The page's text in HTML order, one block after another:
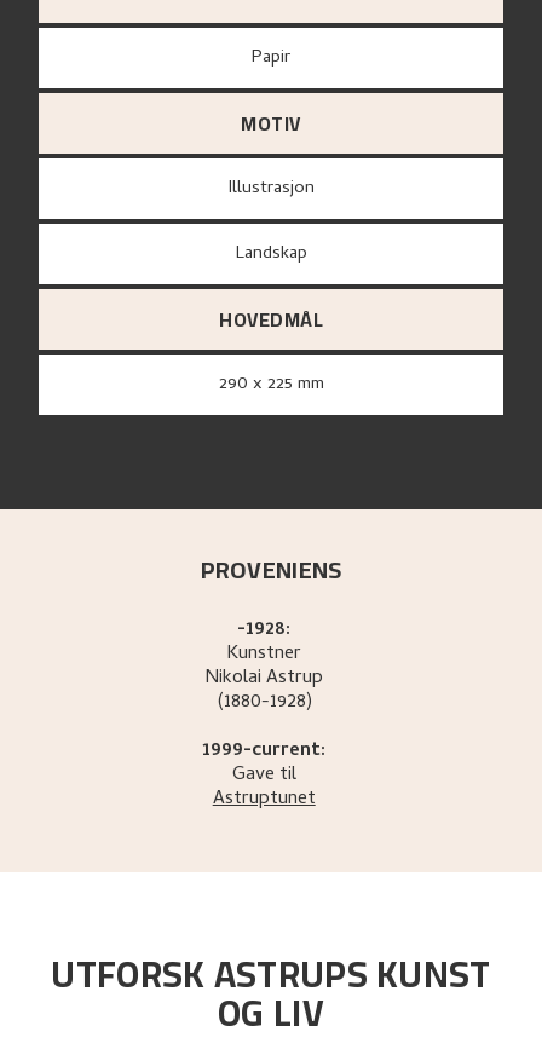
papir
MOTIV
Illustrasjon
Landskap
HOVEDMÅL
290 x 225 mm
PROVENIENS
-1928:
Kunstner
NikolaiAstrup
(1880-1928)
1999-current:
Gave til
Astruptunet
UTFORSK ASTRUPS KUNST
OG LIV